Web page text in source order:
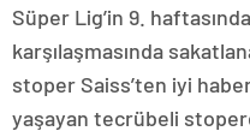
Süper Lig’in 9.
karşılaşmasında
stoper Saiss’ten iyi
yaşayan tecrübeli